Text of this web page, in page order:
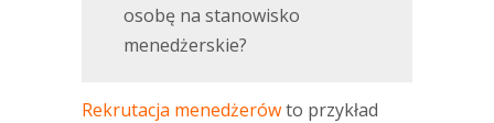
osobę na stanowisko
menedżerskie?
Rekrutacja menedżerówto przykład